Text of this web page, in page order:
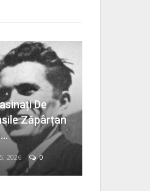
De
Zăpârțan
2026 0